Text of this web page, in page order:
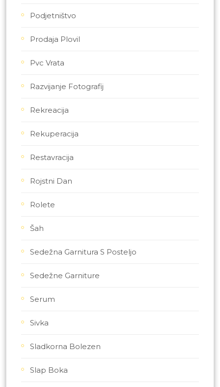
Podjetništvo
Prodaja Plovil
Pvc Vrata
Razvijanje Fotografij
Rekreacija
Rekuperacija
Restavracija
Rojstni Dan
Rolete
Šah
Sedežna Garnitura S Posteljo
Sedežne Garniture
Serum
Sivka
Sladkorna Bolezen
Slap Boka